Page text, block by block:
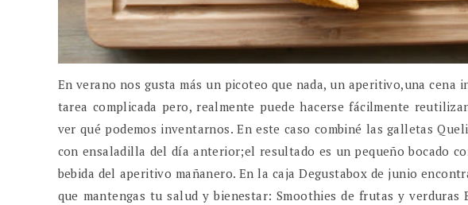
En verano nos gusta más un picoteo que nada, un aperitivo,una cena
tarea complicada pero, realmente puede hacerse fácilmente
ver qué podemos inventarnos. En este caso combiné las galletas
con ensaladilla del día anterior;el resultado es un pequeño bocado
bebida del aperitivo mañanero. En la caja Degustabox de junio
que mantengas tu salud y bienestar: Smoothies de frutas y